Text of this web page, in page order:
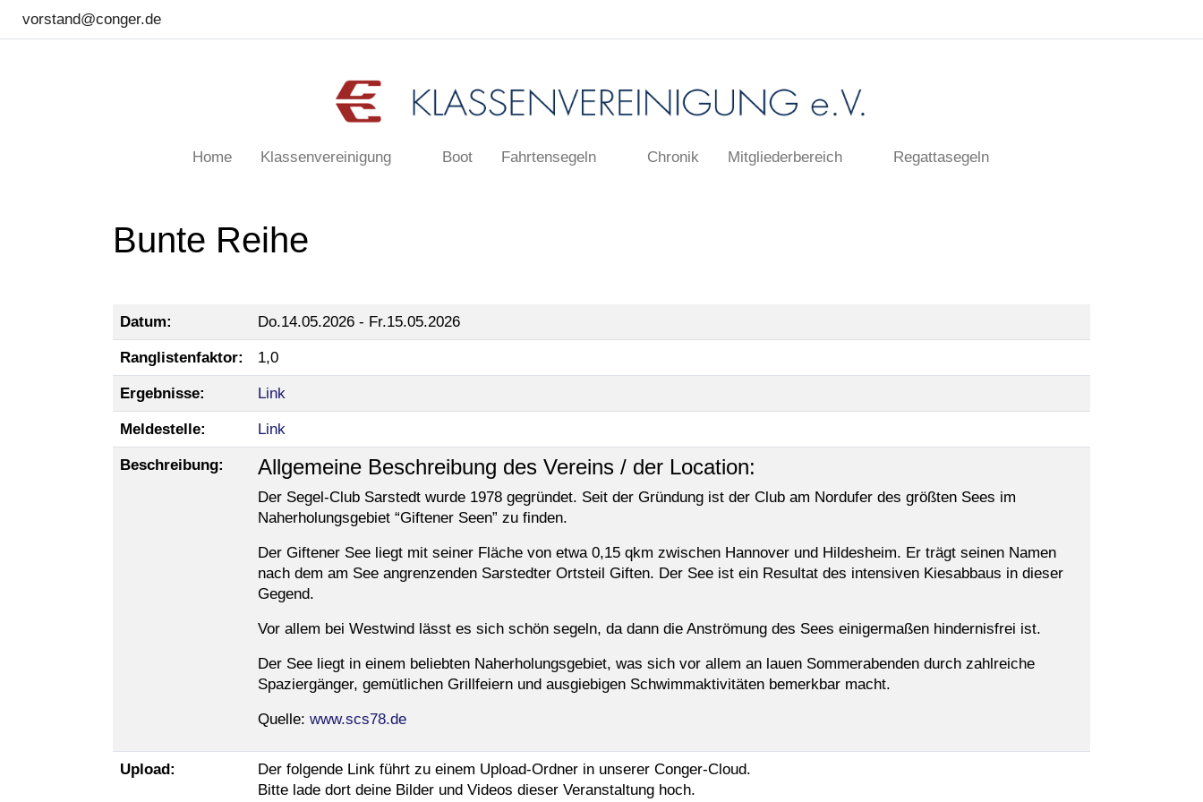
vorstand@conger.de
Home Klassenvereinigung Boot Fahrtensegeln Chronik Mitgliederbereich Regattasegeln
Bunte Reihe
Datum: Do.14.05.2026 - Fr.15.05.2026
Ranglistenfaktor: 1,0
Ergebnisse: Link
Meldestelle: Link
Beschreibung: Allgemeine Beschreibung des Vereins / der Location:
Der Segel-Club Sarstedt wurde 1978 gegründet. Seit der Gründung ist der Club am Nordufer des größten Sees im
Naherholungsgebiet “Giftener Seen” zu finden.
Der Giftener See liegt mit seiner Fläche von etwa 0,15 qkm zwischen Hannover und Hildesheim. Er trägt seinen Namen
nach dem am See angrenzenden Sarstedter Ortsteil Giften. Der See ist ein Resultat des intensiven Kiesabbaus in dieser
Gegend.
Vor allem bei Westwind lässt es sich schön segeln, da dann die Anströmung des Sees einigermaßen hindernisfrei ist.
Der See liegt in einem beliebten Naherholungsgebiet, was sich vor allem an lauen Sommerabenden durch zahlreiche
Spaziergänger, gemütlichen Grillfeiern und ausgiebigen Schwimmaktivitäten bemerkbar macht.
Quelle: www.scs78.de
Upload:
Der folgende Link führt zu einem Upload-Ordner in unserer Conger-Cloud.
Bitte lade dort deine Bilder und Videos dieser Veranstaltung hoch.